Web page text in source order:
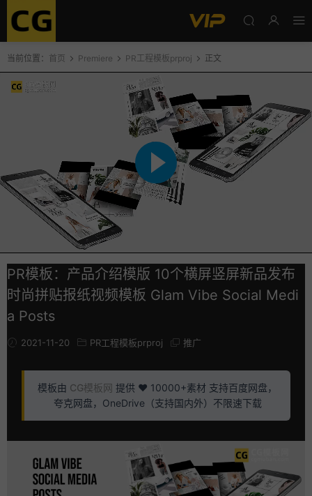
当前位置： 首页 Premiere PR工程模板prproj 正文
PR模板：产品介绍模版 10个横屏竖屏新品发布
时尚拼贴报纸视频模板 Glam Vibe Social Medi
a Posts
2021-11-20 PR工程模板prproj 推广
模板由 CG模板网 提供 ❤️ 10000+素材 支持百度网盘，
夸克网盘，OneDrive（支持国内外）不限速下载